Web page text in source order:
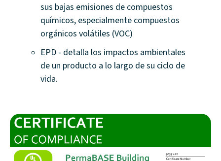
sus bajas emisiones de compuestos
químicos, especialmente compuestos
orgánicos volátiles (VOC)
EPD - detalla los impactos ambientales
de un producto a lo largo de su ciclo de
vida.